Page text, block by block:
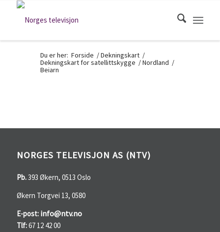
Du er her: Forside /Dekningskart /
Dekningskart for satellittskygge /Nordland /
Beiarn
NORGES TELEVISJON AS (NTV)
Pb.393 Økern, 0513 Oslo
Økern Torgvei 13, 0580
E-post: info@ntv.no
Tlf:67 12 42 00